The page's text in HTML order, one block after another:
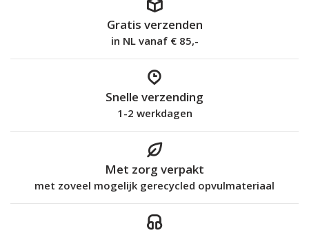
Gratis verzenden
in NL vanaf € 85,-
Snelle verzending
1-2 werkdagen
Met zorg verpakt
met zoveel mogelijk gerecycled opvulmateriaal